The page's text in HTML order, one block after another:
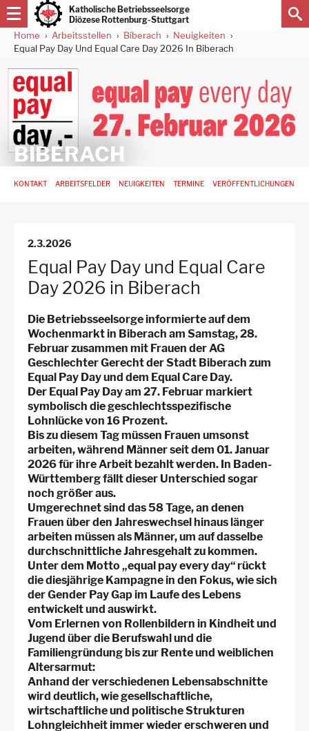
Direkt
zum
Inhalt
Katholische Betriebsseelsorge
Diözese Rottenburg-Stuttgart
Pfadnavigation
Home Arbeitsstellen Biberach
Neuigkeiten
Equal Pay Day Und Equal Care Day 2026 In Biberach
BIBERACH
Hauptnavigation
KONTAKT ARBEITSFELDER NEUIGKEITEN TERMINE VERÖFFENTLICHUNGEN
2.3.2026
Equal Pay Day und Equal Care
Day 2026 in Biberach
Die Betriebsseelsorge informierte auf dem
Wochenmarkt in Biberach am Samstag, 28.
Februar zusammen mit Frauen der AG
Geschlechter Gerecht der Stadt Biberach zum
Equal Pay Day und dem Equal Care Day.
Der Equal Pay Day am 27. Februar markiert
symbolisch die geschlechtsspezifische
Lohnlücke von 16 Prozent.
Bis zu diesem Tag müssen Frauen umsonst
arbeiten, während Männer seit dem 01. Januar
2026 für ihre Arbeit bezahlt werden. In Baden-
Württemberg fällt dieser Unterschied sogar
noch größer aus.
Umgerechnet sind das 58 Tage, an denen
Frauen über den Jahreswechsel hinaus länger
arbeiten müssen als Männer, um auf dasselbe
durchschnittliche Jahresgehalt zu kommen.
Unter dem Motto „equal pay every day“ rückt
die diesjährige Kampagne in den Fokus, wie sich
der Gender Pay Gap im Laufe des Lebens
entwickelt und auswirkt.
Vom Erlernen von Rollenbildern in Kindheit und
Jugend über die Berufswahl und die
Familiengründung bis zur Rente und weiblichen
Altersarmut:
Anhand der verschiedenen Lebensabschnitte
wird deutlich, wie gesellschaftliche,
wirtschaftliche und politische Strukturen
Lohngleichheit immer wieder erschweren und